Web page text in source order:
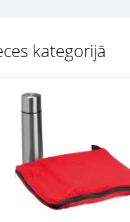
kategorijā